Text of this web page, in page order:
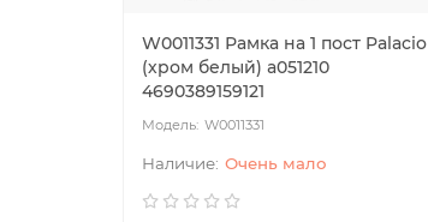
W0011331 Рамка на 1 пост Palacio
(хром белый) a051210
4690389159121
W0011331
Очень мало